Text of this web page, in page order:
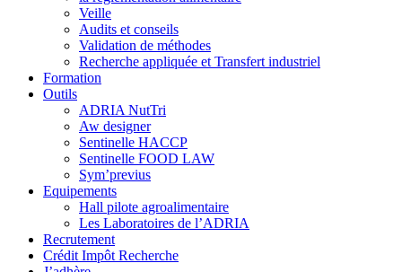
Veille
Audits et conseils
Validation de méthodes
Recherche appliquée et Transfert industriel
Formation
Outils
ADRIA NutTri
Aw designer
Sentinelle HACCP
Sentinelle FOOD LAW
Sym’previus
Equipements
Hall pilote agroalimentaire
Les Laboratoires de l’ADRIA
Recrutement
Crédit Impôt Recherche